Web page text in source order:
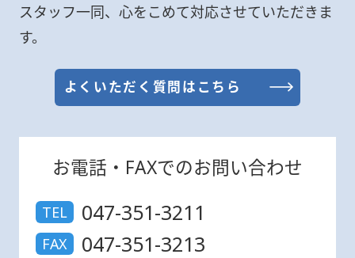
スタッフ一同、心をこめて対応させていただきま
す。
よくいただく質問はこちら
お電話・FAXでのお問い合わせ
TEL 047-351-3211
FAX 047-351-3213